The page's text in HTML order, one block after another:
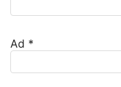
Ad *